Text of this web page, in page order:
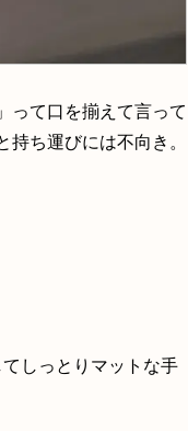
って口を揃えて言って
ち運びには不向き。
しっとりマットな手